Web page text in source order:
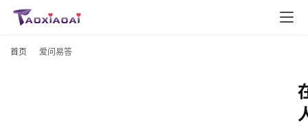
首页 爱问易答